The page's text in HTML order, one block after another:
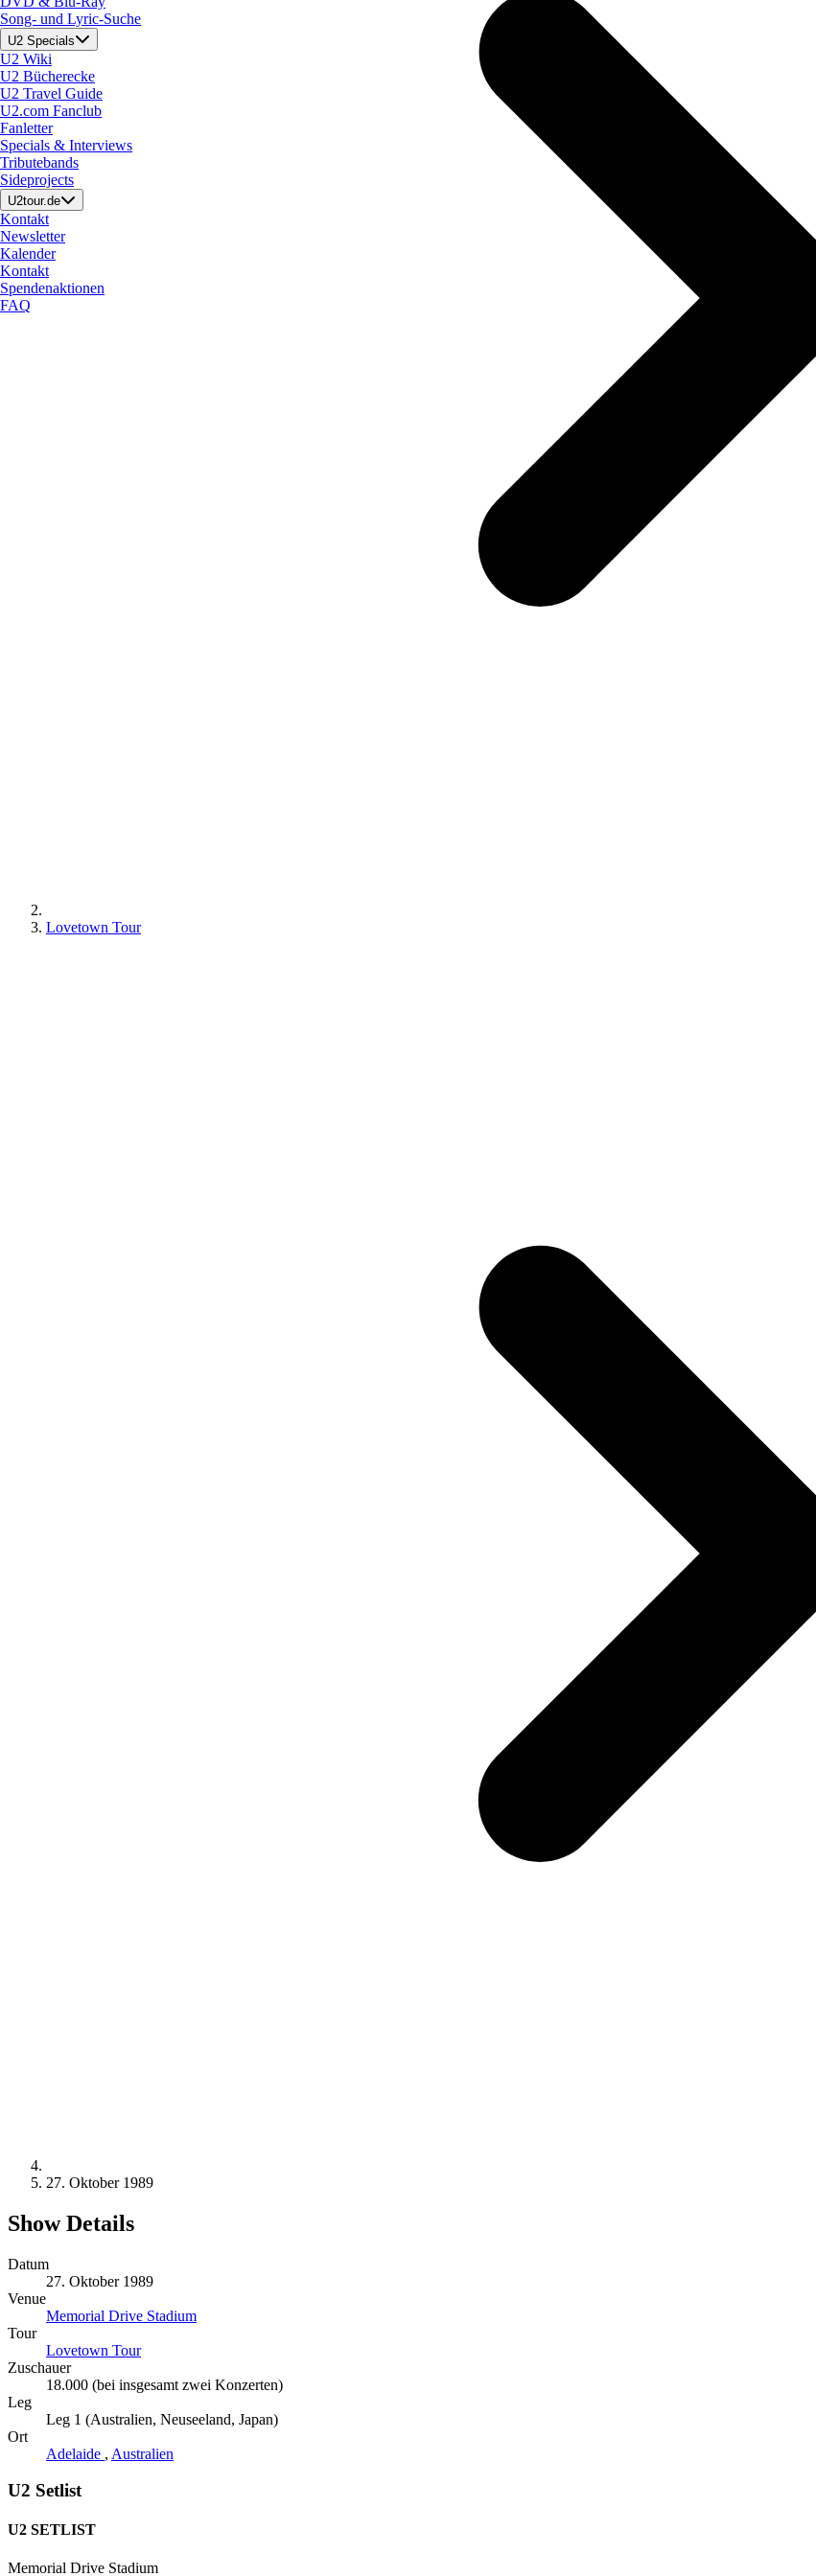
Song- und Lyric-Suche
U2 Specials
U2 Wiki
U2 Bücherecke
U2 Travel Guide
U2.com Fanclub
Fanletter
Specials & Interviews
Tributebands
Sideprojects
U2tour.de
Kontakt
Newsletter
Kalender
Kontakt
Spendenaktionen
FAQ
Lovetown Tour
27. Oktober 1989
Show Details
Datum
27. Oktober 1989
Venue
Memorial Drive Stadium
Tour
Lovetown Tour
Zuschauer
18.000 (bei insgesamt zwei Konzerten)
Leg
Leg 1 (Australien, Neuseeland, Japan)
Ort
Adelaide , Australien
U2 Setlist
U2 SETLIST
Memorial Drive Stadium